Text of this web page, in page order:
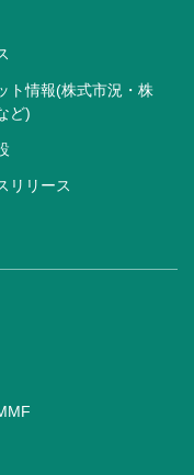
ト情報(株式市況・株
ど)
リリース